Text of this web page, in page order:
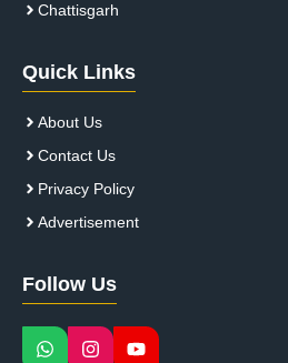
Chattisgarh
Quick Links
About Us
Contact Us
Privacy Policy
Advertisement
Follow Us